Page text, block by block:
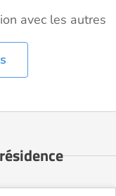
avec les autres